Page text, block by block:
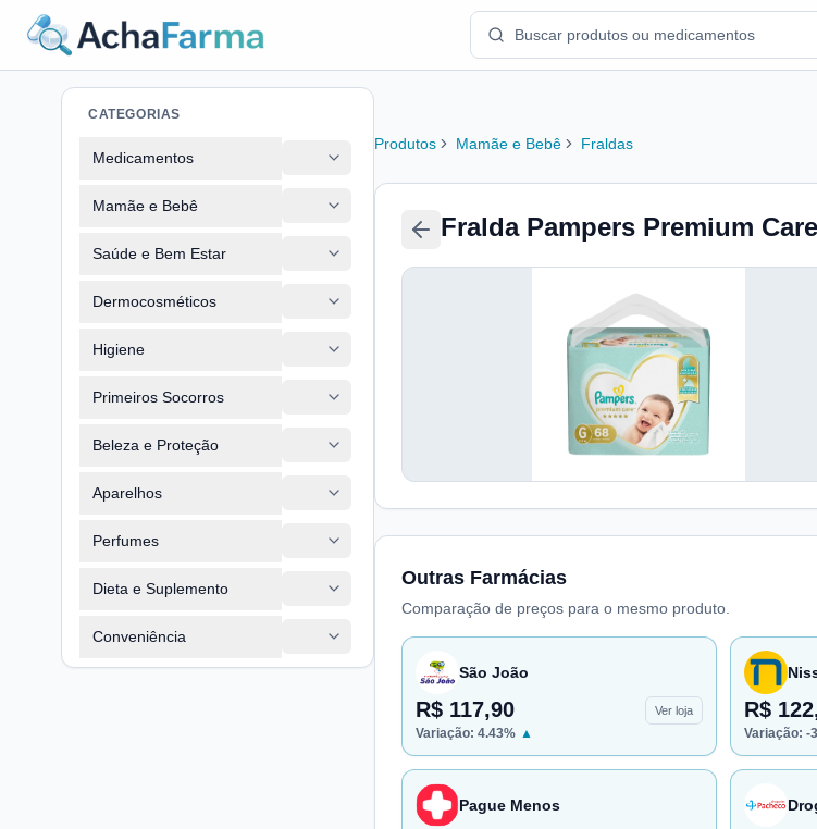
CATEGORIAS
Medicamentos
Mamãe e Bebê
Saúde e Bem Estar
Dermocosméticos
Higiene
Primeiros Socorros
Beleza e Proteção
Aparelhos
Perfumes
Dieta e Suplemento
Conveniência
Produtos Mamãe e Bebê Fraldas
Fralda Pampers Premium
Outras Farmácias
Comparação de preços para o mesmo produto.
São João
R$ 117,90 Ver loja
Variação: 4.43% ▲
R$
Variação: -
Pague Menos